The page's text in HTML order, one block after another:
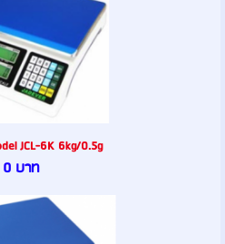
JCL-6K 6kg/0.5g
0 บาท